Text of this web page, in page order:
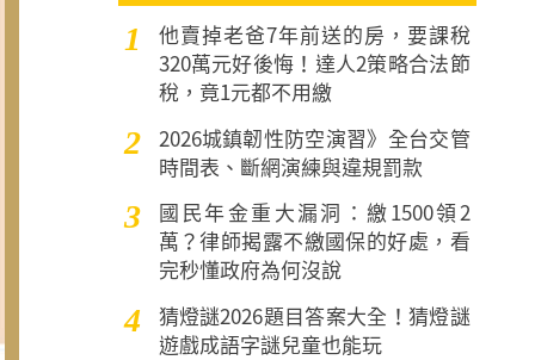
1
他賣掉老爸7年前送的房，要課稅
320萬元好後悔！達人2策略合法節
稅，竟1元都不用繳
2
2026城鎮韌性防空演習》全台交管
時間表、斷網演練與違規罰款
3
國民年金重大漏洞：繳1500領2
萬？律師揭露不繳國保的好處，看
完秒懂政府為何沒說
4
猜燈謎2026題目答案大全！猜燈謎
遊戲成語字謎兒童也能玩